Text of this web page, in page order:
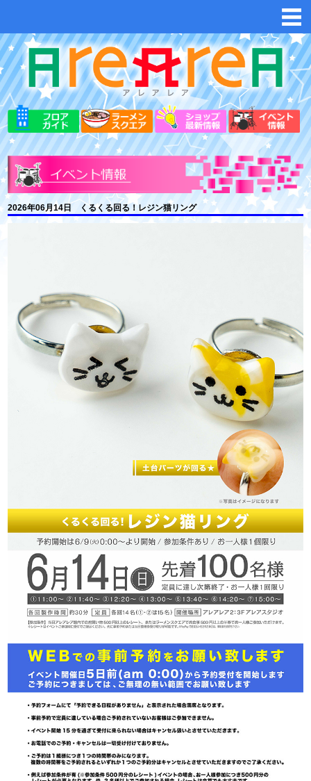
2026年06月14日 くるくる回る！レジン猫リング